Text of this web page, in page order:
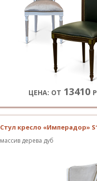
ЦЕНА: ОТ 13410
Стул кресло «Имперадор»
массив дерева дуб